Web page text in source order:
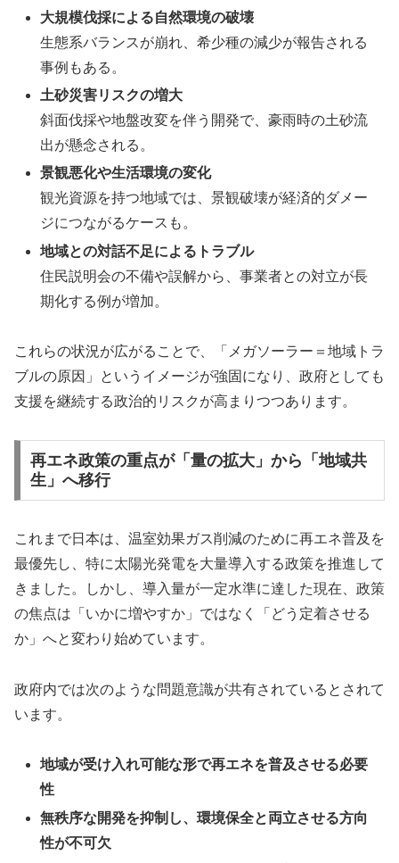
大規模伐採による自然環境の破壊
生態系バランスが崩れ、希少種の減少が報告される
事例もある。
土砂災害リスクの増大
斜面伐採や地盤改変を伴う開発で、豪雨時の土砂流
出が懸念される。
景観悪化や生活環境の変化
観光資源を持つ地域では、景観破壊が経済的ダメー
ジにつながるケースも。
地域との対話不足によるトラブル
住民説明会の不備や誤解から、事業者との対立が長
期化する例が増加。
これらの状況が広がることで、「メガソーラー＝地域トラ
ブルの原因」というイメージが強固になり、政府としても
支援を継続する政治的リスクが高まりつつあります。
再エネ政策の重点が「量の拡大」から「地域共
生」へ移行
これまで日本は、温室効果ガス削減のために再エネ普及を
最優先し、特に太陽光発電を大量導入する政策を推進して
きました。しかし、導入量が一定水準に達した現在、政策
の焦点は「いかに増やすか」ではなく「どう定着させる
か」へと変わり始めています。
政府内では次のような問題意識が共有されているとされて
います。
地域が受け入れ可能な形で再エネを普及させる必要
性
無秩序な開発を抑制し、環境保全と両立させる方向
性が不可欠